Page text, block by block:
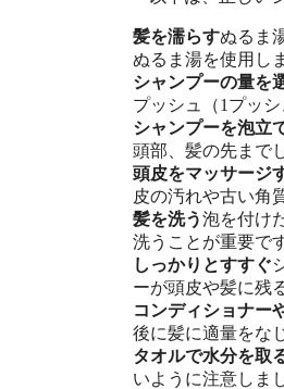
髪を濡らすぬるま
ぬるま湯を使用し
シャンプーの量を
プッシュ（1プッ
シャンプーを泡立
頭部、髪の先まで
頭皮をマッサージ
皮の汚れや古い角
髪を洗う泡を付け
洗うことが重要で
しっかりとすすぐ
ーが頭皮や髪に残
コンディショナー
後に髪に適量をな
タオルで水分を取
いように注意しま